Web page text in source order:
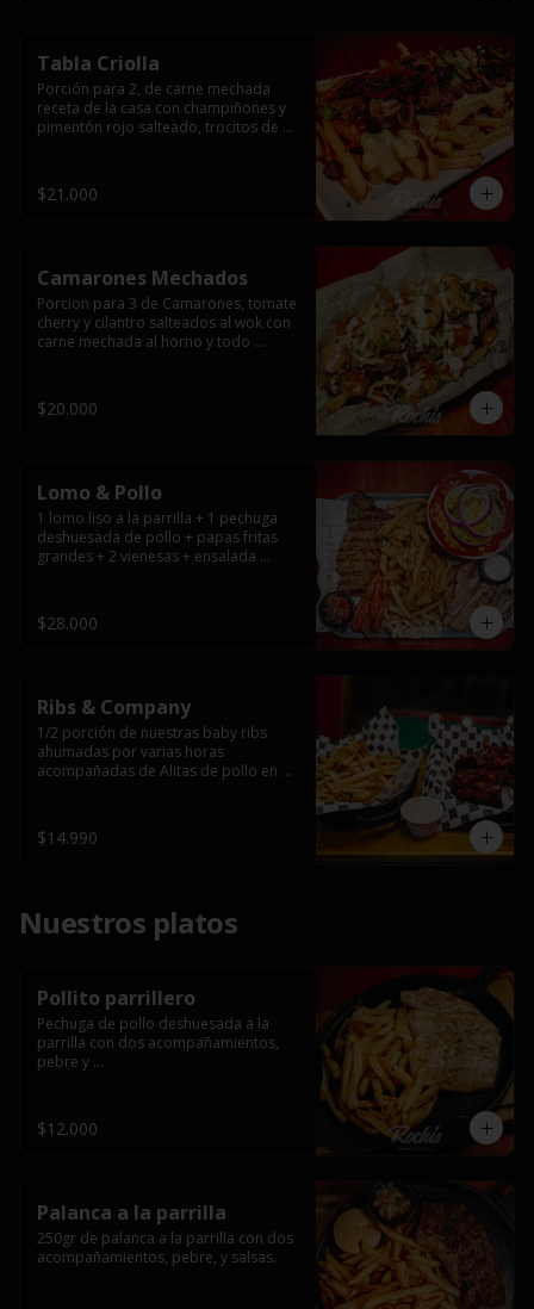
Tabla Criolla
Porción para 2, de carne mechada
receta de la casa con champiñones y
pimentón rojo salteado, trocitos de
papas fritas.
$21.000
Camarones Mechados
Porcion para 3 de Camarones, tomate
cherry y cilantro salteados al wok con
carne mechada al horno y todo
casera.
$20.000
Lomo & Pollo
1 lomo liso a la parrilla + 1 pechuga
deshuesada de pollo + papas fritas
grandes + 2 vienesas + ensalada
$28.000
Ribs & Company
1/2 porción de nuestras baby ribs
ahumadas por varias horas
acompañadas de Alitas de pollo en
$14.990
Nuestros platos
Pollito parrillero
Pechuga de pollo deshuesada a la
parrilla con dos acompañamientos,
pebre y
$12.000
Palanca a la parrilla
250gr de palanca a la parrilla con dos
acompañamientos, pebre, y salsas.